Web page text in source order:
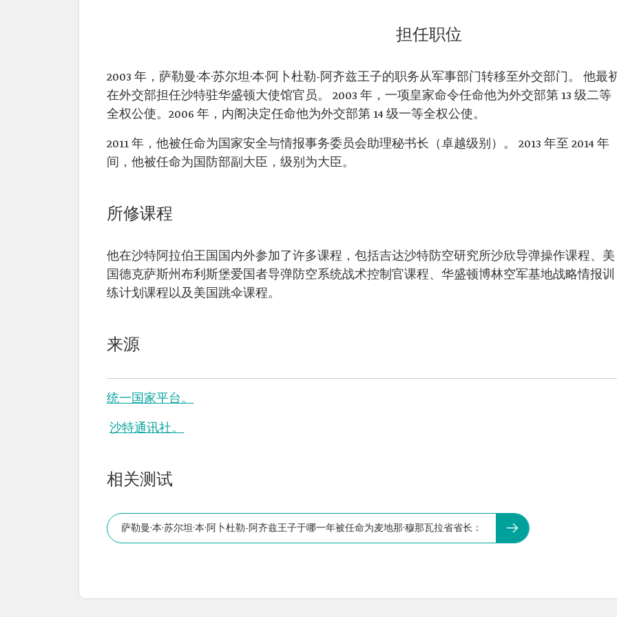
勒-阿齐兹王子 职
位：麦地那省省
长
学院军事科学学士学位
曾任职位：
担任职位
2003 年，萨勒曼·本·苏尔坦·本·阿卜杜勒-阿齐兹王子的职务从军事部门转移至外交部门。 他最
在外交部担任沙特驻华盛顿大使馆官员。 2003 年，一项皇家命令任命他为外交部第 13 级二等
全权公使。2006 年，内阁决定任命他为外交部第 14 级一等全权公使。
2011 年，他被任命为国家安全与情报事务委员会助理秘书长（卓越级别）。 2013 年至 2014 年
间，他被任命为国防部副大臣，级别为大臣。
所修课程
他在沙特阿拉伯王国国内外参加了许多课程，包括吉达沙特防空研究所沙欣导弹操作课程、美
国德克萨斯州布利斯堡爱国者导弹防空系统战术控制官课程、华盛顿博林空军基地战略情报训
练计划课程以及美国跳伞课程。
来源
统一国家平台。
沙特通讯社。
相关测试
萨勒曼·本·苏尔坦·本·阿卜杜勒-阿齐兹王子于哪一年被任命为麦地那·穆那瓦拉省省长：